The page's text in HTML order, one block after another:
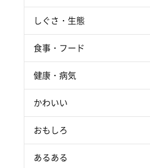
しぐさ・生態
食事・フード
健康・病気
かわいい
おもしろ
あるある